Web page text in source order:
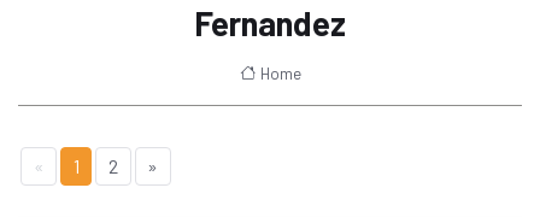
Fernandez
Home
« 1 2 »